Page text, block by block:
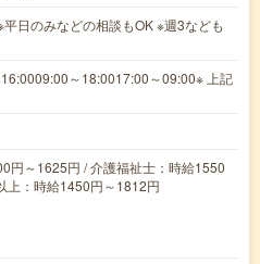
日のみなどの相談もOK ※週3なども
16:0009:00～18:0017:00～09:00※ 上記
円～1625円 / 介護福祉士：時給1550
上：時給1450円～1812円